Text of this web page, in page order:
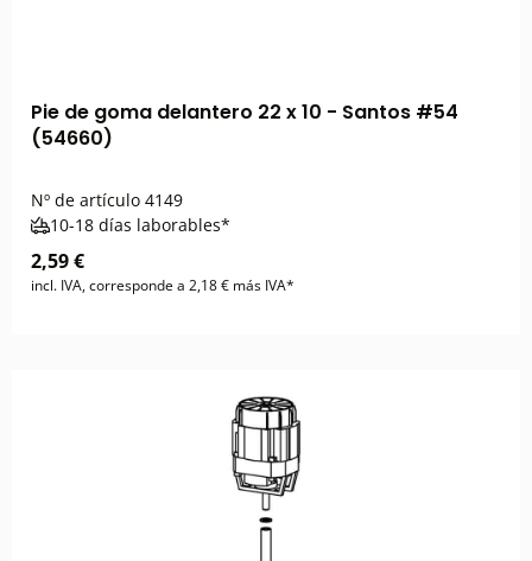
Pie de goma delantero 22 x 10 - Santos #54
(54660)
Nº de artículo 4149
10-18 días laborables*
2,59 €
incl. IVA, corresponde a 2,18 € más IVA*